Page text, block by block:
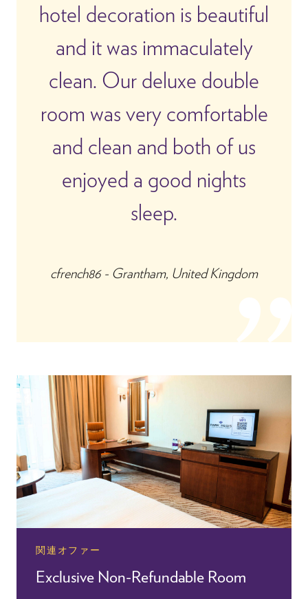
hotel decoration is beautiful
and it was immaculately
clean. Our deluxe double
room was very comfortable
and clean and both of us
enjoyed a good nights
sleep.
cfrench86 - Grantham, United Kingdom
関連オファー
Exclusive Non-Refundable Room